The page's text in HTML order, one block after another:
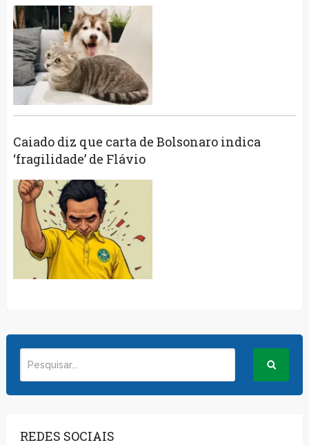
Caiado diz que carta de Bolsonaro indica
‘fragilidade’ de Flávio
REDES SOCIAIS